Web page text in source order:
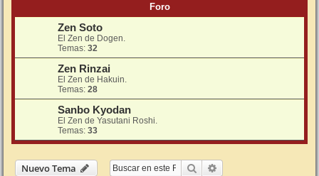
Foro
Zen Soto
El Zen de Dogen.
Temas: 32
Zen Rinzai
El Zen de Hakuin.
Temas: 28
Sanbo Kyodan
El Zen de Yasutani Roshi.
Temas: 33
Nuevo Tema Buscar